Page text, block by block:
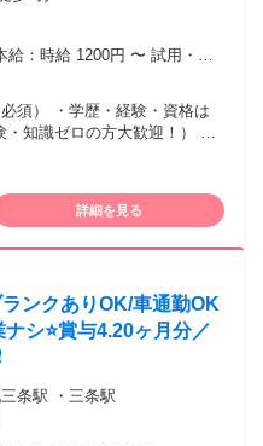
給 1200円 〜 試用・研
須） ・学歴・経験・資格は
知識ゼロの方大歓迎！） ・
ちの方を募集しています
方 ・未経
フリーターの方大歓迎！ ・
い」という方 ・ガソリンス
た環境で長く腰を据えて働き
る仕事をしてみたい方 ・国
車種に触れてみたい方 ・一
がある環境で、安心してス
士資格の取得や、正社員への
詳細を見る
ンクありOK/車通勤OK
シ⭐賞与4.20ヶ月分／
条駅 ・三条駅